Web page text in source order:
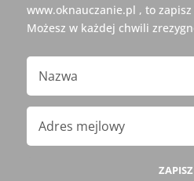
www.oknauczanie.pl , to
Możesz w każdej chwili
ZAPISZ